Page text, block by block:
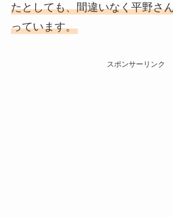
たとしても、間違いなく平野さ
っています。
スポンサーリンク